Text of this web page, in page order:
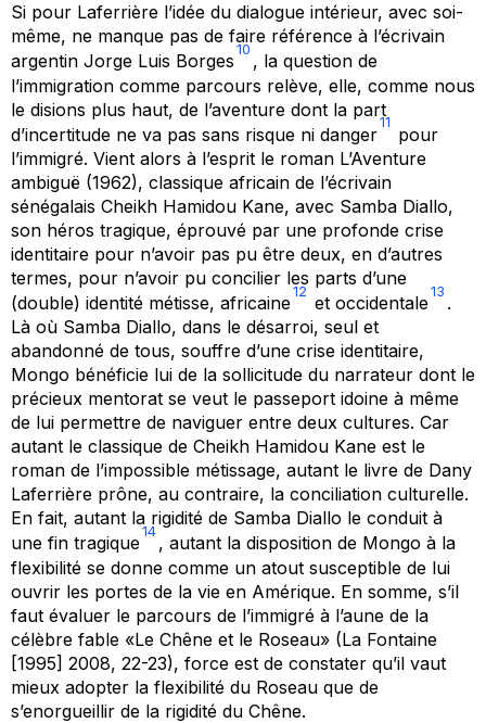
Si pour Laferrière l’idée du dialogue intérieur, avec soi-
même, ne manque pas de faire référence à l’écrivain
argentin Jorge Luis Borges
10
, la question de
l’immigration comme parcours relève, elle, comme nous
le disions plus haut, de l’aventure dont la part
d’incertitude ne va pas sans risque ni danger
11
pour
l’immigré. Vient alors à l’esprit le roman L’Aventure
ambiguë (1962), classique africain de l’écrivain
sénégalais Cheikh Hamidou Kane, avec Samba Diallo,
son héros tragique, éprouvé par une profonde crise
identitaire pour n’avoir pas pu être deux, en d’autres
termes, pour n’avoir pu concilier les parts d’une
(double) identité métisse, africaine
12
et occidentale
13
.
Là où Samba Diallo, dans le désarroi, seul et
abandonné de tous, souffre d’une crise identitaire,
Mongo bénéficie lui de la sollicitude du narrateur dont le
précieux mentorat se veut le passeport idoine à même
de lui permettre de naviguer entre deux cultures. Car
autant le classique de Cheikh Hamidou Kane est le
roman de l’impossible métissage, autant le livre de Dany
Laferrière prône, au contraire, la conciliation culturelle.
En fait, autant la rigidité de Samba Diallo le conduit à
une fin tragique
14
, autant la disposition de Mongo à la
flexibilité se donne comme un atout susceptible de lui
ouvrir les portes de la vie en Amérique. En somme, s’il
faut évaluer le parcours de l’immigré à l’aune de la
célèbre fable «Le Chêne et le Roseau» (La Fontaine
[1995] 2008, 22-23), force est de constater qu’il vaut
mieux adopter la flexibilité du Roseau que de
s’enorgueillir de la rigidité du Chêne.